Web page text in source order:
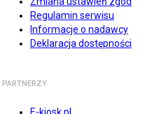
Regulamin serwisu
Informacje o nadawcy
Deklaracja dostępności
PARTNERZY